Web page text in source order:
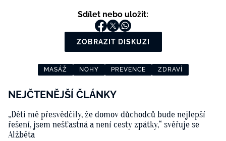
Sdílet nebo uložit:
ZOBRAZIT DISKUZI
MASÁŽ NOHY PREVENCE ZDRAVÍ
NEJČTENĚJŠÍ ČLÁNKY
„Děti mě přesvědčily, že domov důchodců bude nejlepší
řešení, jsem nešťastná a není cesty zpátky,“ svěřuje se
Alžběta